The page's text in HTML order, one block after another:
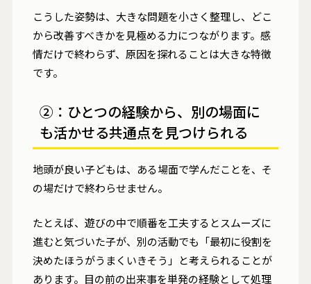
こうした姿勢は、大きな問題を小さく整理し、どこ
から改善すべきかを見極める力につながります。感
情だけで終わらず、原因を探れることは大きな特徴
です。
②：ひとつの経験から、別の場面に
も活かせる共通点を見つけられる
地頭が良い子どもは、ある場面で学んだことを、そ
の場だけで終わらせません。
たとえば、遊びの中で順番を工夫するとスムーズに
進むと気づいた子が、別の活動でも「最初に役割を
決めたほうがうまくいきそう」と考えられることが
あります。目の前の出来事を単発の経験として処理